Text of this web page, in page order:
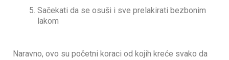
Sačekati da se osuši i sve prelakirati bezbonim
lakom
Naravno, ovo su početni koraci od kojih kreće svako da